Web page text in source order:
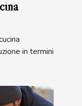
in termini